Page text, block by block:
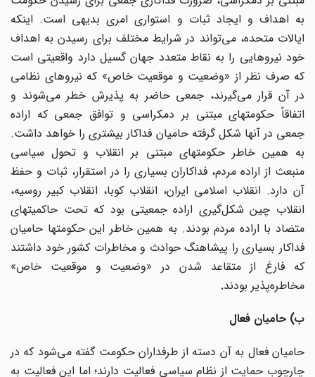
به اهداف و ایجاد ثبات و استواری امری بدیهی است. اینکه
ایالات متحده، میتواند در شرایط مختلف برای رسیدن به اهداف
خود نیروهایی را به نقاط متعدد جهان گسیل دارد واقعیتی است
که صرف نظر از «وضعیت و موقعیت خاص» که نیروهای نظامی
در آن قرار می‌گیرند، جمعی حاضر به پذیرش خطر می‌شوند و
اتفاقاً حکومتهای مبتنی بر دمکراسی و توافق جمعی که اراده
جمعی در آنها شکل گرفته حامیان فداکار بیشتری را خواهد داشت.
به همین خاطر حکومتهای مبتنی بر انقلاب و تحول سیاسی
منبعث از اراده مردم، فداکاران بسیاری را در استقرار، ثبات و حفظ
آن دارد. انقلاب اسلامی ایران، انقلاب کوبا، انقلاب کبیر روسیه،
انقلاب چین شکل‌گیری اراده جمعیتی بود که تحت حاکمیتهای
متضاد با اراده مردم بودند. به همین خاطر این حکومتها حامیان
فداکار بسیاری را پیشاهنگ حوادث و مخاطرات کشور خود داشتند
که فارغ از متقاعد شدن در «وضعیت و موقعیت خاص»
مخاطره‌پذیر بودند.
ب) حامیان فعال
حامیان فعال به آن دسته از طرفداران حکومت گفته می‌شود که در
چارچوب حمایت از نظام سیاسی فعالیت دارند؛ اما این فعالیت به